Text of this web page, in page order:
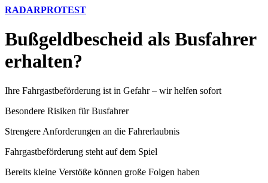
RADARPROTEST
Bußgeldbescheid als Busfahrer
erhalten?
Ihre Fahrgastbeförderung ist in Gefahr – wir helfen sofort
Besondere Risiken für Busfahrer
Strengere Anforderungen an die Fahrerlaubnis
Fahrgastbeförderung steht auf dem Spiel
Bereits kleine Verstöße können große Folgen haben